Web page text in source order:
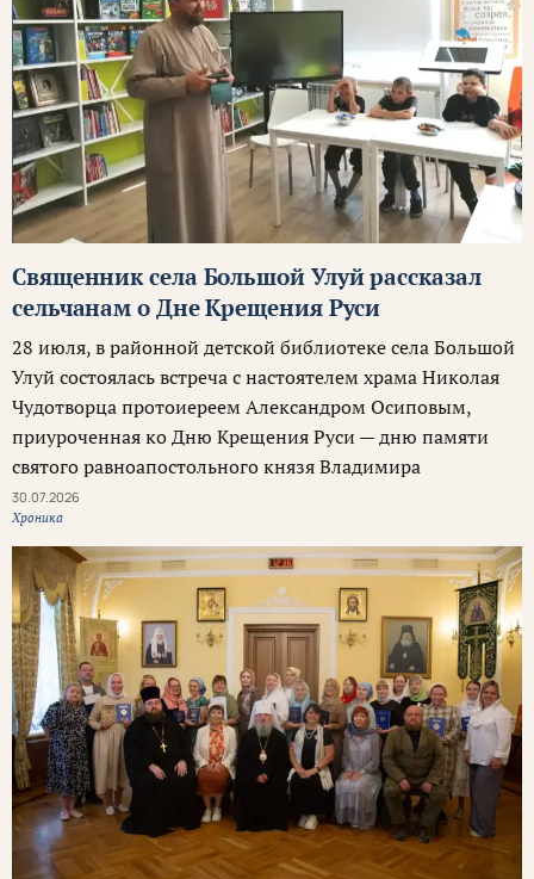
Священник села Большой Улуй рассказал
сельчанам о Дне Крещения Руси
28 июля, в районной детской библиотеке села Большой
Улуй состоялась встреча с настоятелем храма Николая
Чудотворца протоиереем Александром Осиповым,
приуроченная ко Дню Крещения Руси — дню памяти
святого равноапостольного князя Владимира
30.07.2026
Хроника